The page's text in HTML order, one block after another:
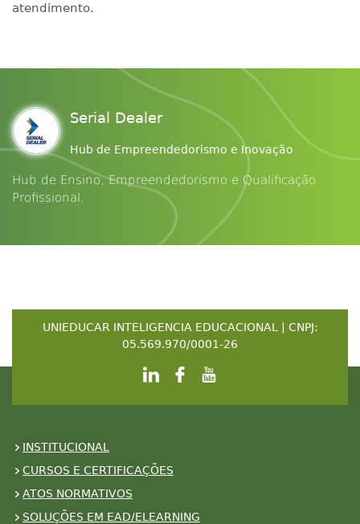
atendimento.
Serial Dealer
Hub de Empreendedorismo e Inovação
Hub de Ensino, Empreendedorismo e Qualificação
Profissional.
UNIEDUCAR INTELIGENCIA EDUCACIONAL | CNPJ:
05.569.970/0001-26
INSTITUCIONAL
CURSOS E CERTIFICAÇÕES
ATOS NORMATIVOS
SOLUÇÕES EM EAD/ELEARNING